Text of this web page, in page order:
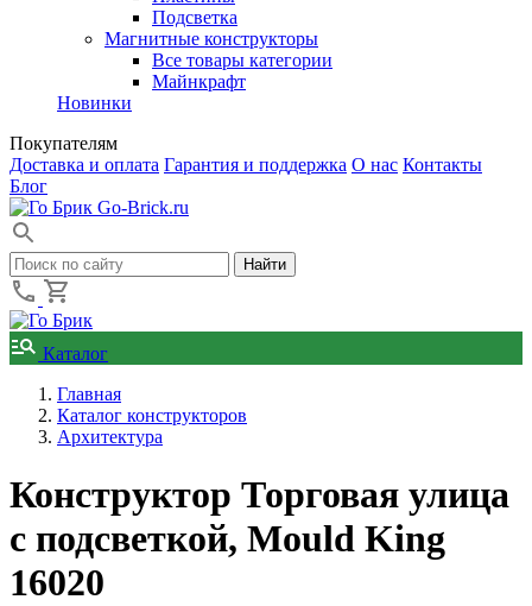
Подсветка
Магнитные конструкторы
Все товары категории
Майнкрафт
Новинки
Покупателям
Доставка и оплата Гарантия и поддержка О нас Контакты
Блог
Go-Brick.ru
Каталог
Главная
Каталог конструкторов
Архитектура
Конструктор Торговая улица
с подсветкой, Mould King
16020